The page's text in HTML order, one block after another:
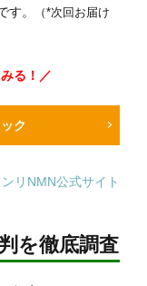
す。
（*次回お届け
る！／
ク
ンリNMN公式サイト
を徹底調査